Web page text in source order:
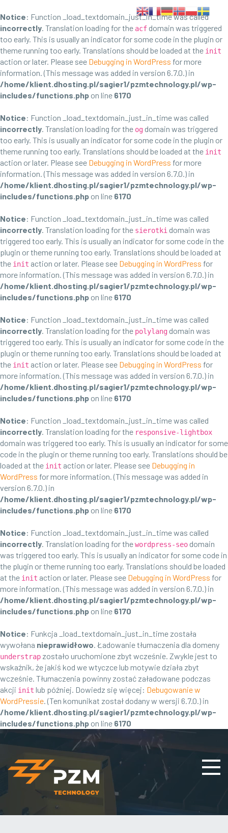
Notice: Function _load_textdomain_just_in_time was called
incorrectly. Translation loading for the acf domain was triggered
too early. This is usually an indicator for some code in the plugin or
theme running too early. Translations should be loaded at the init
action or later. Please see Debugging in WordPress for more
information. (This message was added in version 6.7.0.) in
/home/klient.dhosting.pl/sagier1/pzmtechnology.pl/wp-
includes/functions.php on line 6170
Notice: Function _load_textdomain_just_in_time was called
incorrectly. Translation loading for the og domain was triggered
too early. This is usually an indicator for some code in the plugin or
theme running too early. Translations should be loaded at the init
action or later. Please see Debugging in WordPress for more
information. (This message was added in version 6.7.0.) in
/home/klient.dhosting.pl/sagier1/pzmtechnology.pl/wp-
includes/functions.php on line 6170
Notice: Function _load_textdomain_just_in_time was called
incorrectly. Translation loading for the sierotki domain was
triggered too early. This is usually an indicator for some code in the
plugin or theme running too early. Translations should be loaded at
the init action or later. Please see Debugging in WordPress for
more information. (This message was added in version 6.7.0.) in
/home/klient.dhosting.pl/sagier1/pzmtechnology.pl/wp-
includes/functions.php on line 6170
Notice: Function _load_textdomain_just_in_time was called
incorrectly. Translation loading for the polylang domain was
triggered too early. This is usually an indicator for some code in the
plugin or theme running too early. Translations should be loaded at
the init action or later. Please see Debugging in WordPress for
more information. (This message was added in version 6.7.0.) in
/home/klient.dhosting.pl/sagier1/pzmtechnology.pl/wp-
includes/functions.php on line 6170
Notice: Function _load_textdomain_just_in_time was called
incorrectly. Translation loading for the responsive-lightbox
domain was triggered too early. This is usually an indicator for some
code in the plugin or theme running too early. Translations should be
loaded at the init action or later. Please see Debugging in
WordPress for more information. (This message was added in
version 6.7.0.) in
/home/klient.dhosting.pl/sagier1/pzmtechnology.pl/wp-
includes/functions.php on line 6170
Notice: Function _load_textdomain_just_in_time was called
incorrectly. Translation loading for thewordpress-seo domain
was triggered too early. This is usually an indicator for some code in
the plugin or theme running too early. Translations should be loaded
at the init action or later. Please see Debugging in WordPress for
more information. (This message was added in version 6.7.0.) in
/home/klient.dhosting.pl/sagier1/pzmtechnology.pl/wp-
includes/functions.php on line 6170
Notice: Funkcja _load_textdomain_just_in_time została
wywołana nieprawidłowo. Ładowanie tłumaczenia dla domeny
understrap zostało uruchomione zbyt wcześnie. Zwykle jest to
wskaźnik, że jakiś kod we wtyczce lub motywie działa zbyt
wcześnie. Tłumaczenia powinny zostać załadowane podczas
akcji init lub później. Dowiedz się więcej: Debugowanie w
WordPressie. (Ten komunikat został dodany w wersji 6.7.0.) in
/home/klient.dhosting.pl/sagier1/pzmtechnology.pl/wp-
includes/functions.php on line 6170